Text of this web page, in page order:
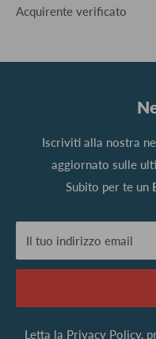
Acquirente verificato
Iscriviti alla nostra
aggiornato sulle
Subito per te un
Il tuo indirizzo email
Letta la Privacy Policy,